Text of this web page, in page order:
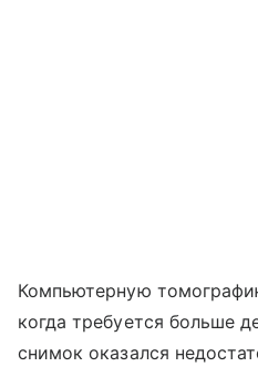
Компьютерную
когда требуется больше
снимок оказался